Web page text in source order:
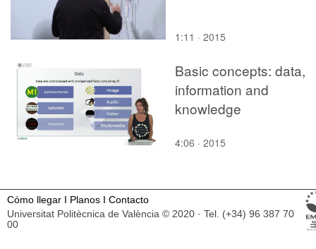
1:11 · 2015
Basic concepts: data,
information and
knowledge
4:06 · 2015
Cómo llegar I Planos I Contacto
Universitat Politècnica de València © 2020 · Tel. (+34) 96 387 70
00